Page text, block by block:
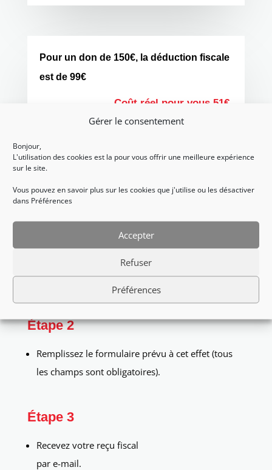
Gérer le consentement
Bonjour,
L'utilisation des cookies est la pour vous offrir une meilleure expérience
sur le site.
Vous pouvez en savoir plus sur les cookies que j'utilise ou les désactiver
dans Préférences
Accepter
Refuser
Préférences
Pour un don de 150€, la déduction fiscale
est de 99€
Coût réel pour vous 51€
Comment faire un don ?
Cliquez sur le bouton « Faire un don » et procédez
à votre règlement via la plateforme sécurisée.
Étape 2
Remplissez le formulaire prévu à cet effet (tous
les champs sont obligatoires).
Étape 3
Recevez votre reçu fiscal
par e-mail.